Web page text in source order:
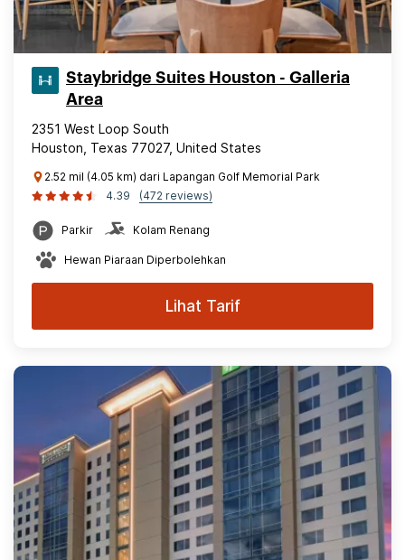
Staybridge Suites Houston - Galleria
Area
2351 West Loop South
Houston, Texas 77027, United States
2.52 mil (4.05 km) dari Lapangan Golf Memorial Park
4.39
(472 reviews)
Parkir Kolam Renang
Hewan Piaraan Diperbolehkan
Lihat Tarif